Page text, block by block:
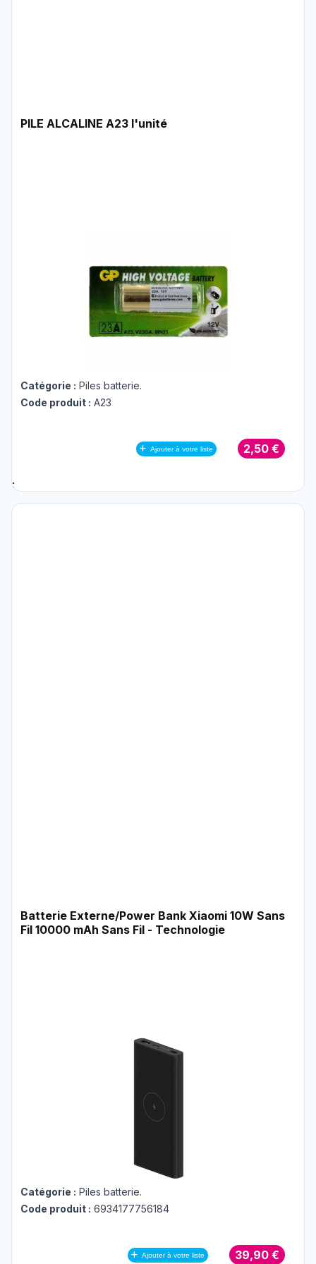
PILE ALCALINE A23 l'unité
Catégorie : Piles batterie.
Code produit : A23
Ajouter à votre liste 2,50 €
;
Batterie Externe/Power Bank Xiaomi 10W Sans
Fil 10000 mAh Sans Fil - Technologie
Catégorie : Piles batterie.
Code produit : 6934177756184
Ajouter à votre liste 39,90 €